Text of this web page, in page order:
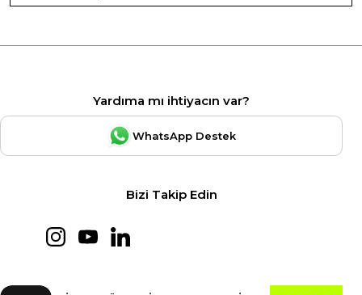
Yardıma mı ihtiyacın var?
WhatsApp Destek
Bizi Takip Edin